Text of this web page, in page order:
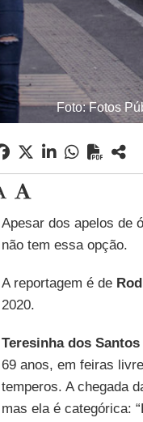
Foto: Fotos
Apesar dos apelos de
não tem essa opção.
A reportagem é de
2020.
Teresinha dos Santos
69 anos, em feiras
temperos. A chegada
mas ela é categórica: